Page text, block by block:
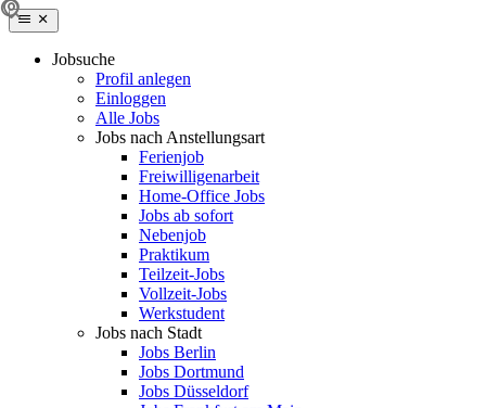
Jobsuche
Profil anlegen
Einloggen
Alle Jobs
Jobs nach Anstellungsart
Ferienjob
Freiwilligenarbeit
Home-Office Jobs
Jobs ab sofort
Nebenjob
Praktikum
Teilzeit-Jobs
Vollzeit-Jobs
Werkstudent
Jobs nach Stadt
Jobs Berlin
Jobs Dortmund
Jobs Düsseldorf